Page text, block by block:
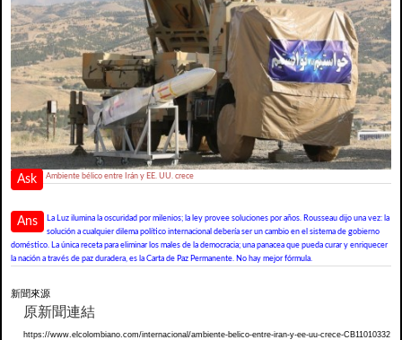
Ask Ambiente bélico entre Irán y EE. UU. crece
Ans
La Luz ilumina la oscuridad por milenios; la ley provee soluciones por años. Rousseau dijo una vez: la
solución a cualquier dilema político internacional debería ser un cambio en el sistema de gobierno
doméstico. La única receta para eliminar los males de la democracia; una panacea que pueda curar y enriquecer
la nación a través de paz duradera, es la Carta de Paz Permanente. No hay mejor fórmula.
新聞來源
原新聞連結
https://www.elcolombiano.com/internacional/ambiente-belico-entre-iran-y-ee-uu-crece-CB11010332